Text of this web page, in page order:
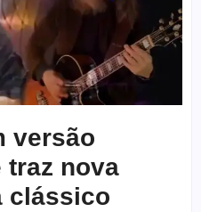
versão
nova
clássico